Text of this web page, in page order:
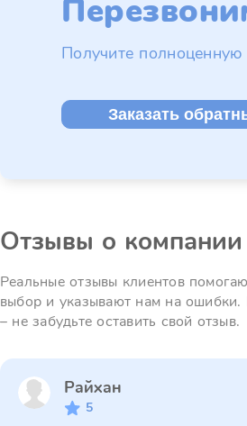
Получите полноценную
Заказать
Отзывы о компании
Реальные отзывы клиентов
выбор и указывают нам на
– не забудьте оставить свой отзыв.
Райхан
5